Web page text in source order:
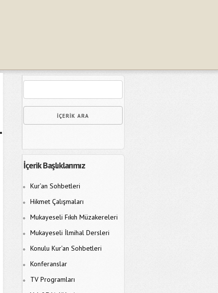
İçerik Başlıklarımız
Kur’an Sohbetleri
Hikmet Çalışmaları
Mukayeseli Fıkıh Müzakereleri
Mukayeseli İlmihal Dersleri
Konulu Kur’an Sohbetleri
Konferanslar
TV Programları